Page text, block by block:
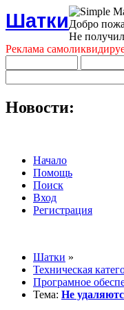
ШаткиДобро
Не
Реклама
Новости:
Начало
Помощь
Поиск
Вход
Регистрация
Шатки »
Техническая
Програмное
Тема: Не